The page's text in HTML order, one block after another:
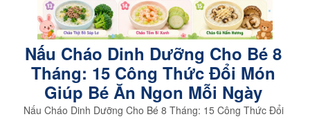
Nấu Cháo Dinh Dưỡng Cho Bé 8
Tháng: 15 Công Thức Đổi Món
Giúp Bé Ăn Ngon Mỗi Ngày
Nấu Cháo Dinh Dưỡng Cho Bé 8 Tháng: 15 Công Thức Đổi